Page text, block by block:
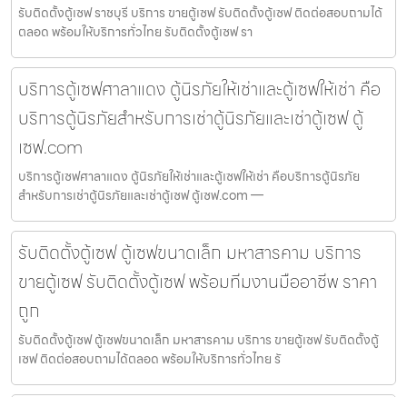
รับติดตั้งตู้เซฟ ราชบุรี บริการ ขายตู้เซฟ รับติดตั้งตู้เซฟ ติดต่อสอบถามได้
ตลอด พร้อมให้บริการทั่วไทย รับติดตั้งตู้เซฟ รา
บริการตู้เซฟศาลาแดง ตู้นิรภัยให้เช่าและตู้เซฟให้เช่า คือ
บริการตู้นิรภัยสำหรับการเช่าตู้นิรภัยและเช่าตู้เซฟ ตู้
เซฟ.com
บริการตู้เซฟศาลาแดง ตู้นิรภัยให้เช่าและตู้เซฟให้เช่า คือบริการตู้นิรภัย
สำหรับการเช่าตู้นิรภัยและเช่าตู้เซฟ ตู้เซฟ.com —
รับติดตั้งตู้เซฟ ตู้เซฟขนาดเล็ก มหาสารคาม บริการ
ขายตู้เซฟ รับติดตั้งตู้เซฟ พร้อมทีมงานมืออาชีพ ราคา
ถูก
รับติดตั้งตู้เซฟ ตู้เซฟขนาดเล็ก มหาสารคาม บริการ ขายตู้เซฟ รับติดตั้งตู้
เซฟ ติดต่อสอบถามได้ตลอด พร้อมให้บริการทั่วไทย รั